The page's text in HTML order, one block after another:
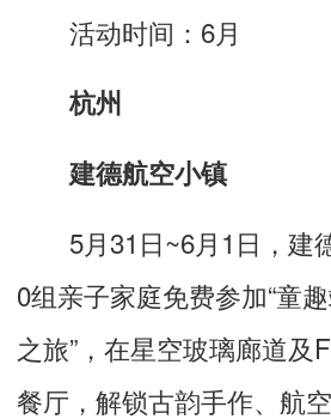
活动时间：6月
杭州
建德航空小镇
5月31日~6月1日，建
0组亲子家庭免费参加“童
之旅”，在星空玻璃廊道及
餐厅，解锁古韵手作、航